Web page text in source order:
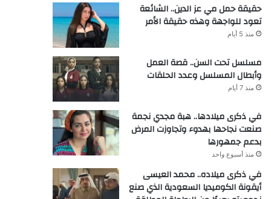
حقيقة حمل مي عز الدين.. الشائعة
تعود للواجهة وهذه حقيقة الأمر
منذ 5 أيام
مسلسل تحت السن.. قصة العمل
وأبطال المسلسل وعدد الحلقات
منذ 7 أيام
في ذكرى ميلادها.. هبة مجدي نجمة
صنعت نجاحها بهدوء وتجاوزت المرض
بدعم جمهورها
منذ أسبوع واحد
في ذكرى ميلاده.. محمد العيسى
أيقونة الكوميديا السعودية الذي صنع